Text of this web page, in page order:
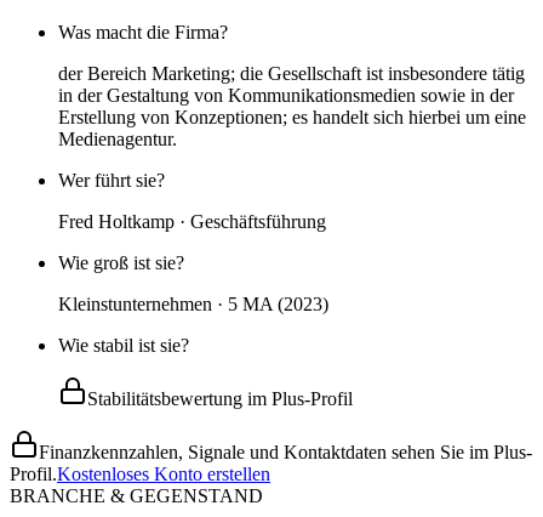
Was macht die Firma?
der Bereich Marketing; die Gesellschaft ist insbesondere tätig
in der Gestaltung von Kommunikationsmedien sowie in der
Erstellung von Konzeptionen; es handelt sich hierbei um eine
Medienagentur.
Wer führt sie?
Fred Holtkamp · Geschäftsführung
Wie groß ist sie?
Kleinstunternehmen · 5 MA (2023)
Wie stabil ist sie?
Stabilitätsbewertung im Plus-Profil
Finanzkennzahlen, Signale und Kontaktdaten sehen Sie im Plus-
Profil.Kostenloses Konto erstellen
BRANCHE & GEGENSTAND